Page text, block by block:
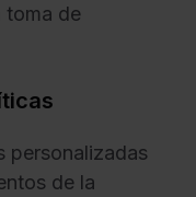
toma de
personalizadas
de la